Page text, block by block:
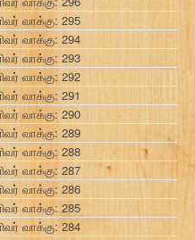
வாக்கு: 295
வாக்கு: 294
வாக்கு: 293
வாக்கு: 292
வாக்கு: 291
வாக்கு: 290
வாக்கு: 289
வாக்கு: 288
வாக்கு: 287
வாக்கு: 286
வாக்கு: 285
வாக்கு: 284